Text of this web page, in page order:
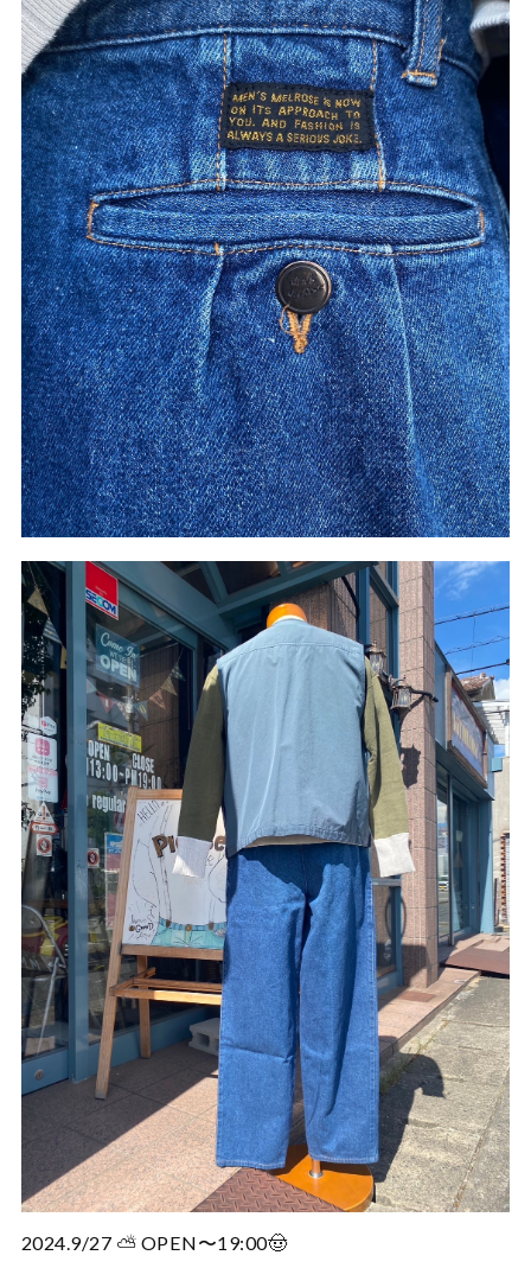
2024.9/27 ⛅️ OPEN〜19:00🤠